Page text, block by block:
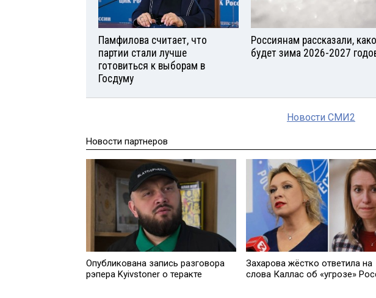
Памфилова считает, что
партии стали лучше
готовиться к выборам в
Госдуму
Россиянам рассказали,
будет зима 2026-2027
Новости СМИ2
Новости партнеров
Опубликована запись разговора
рэпера Kyivstoner о теракте
Захарова жёстко ответила на
слова Каллас об «угрозе»